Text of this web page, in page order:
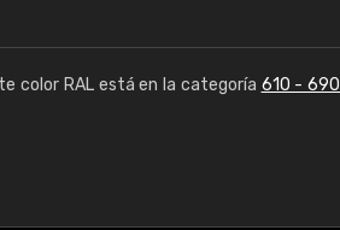
color RAL está en la categoría 610 - 690